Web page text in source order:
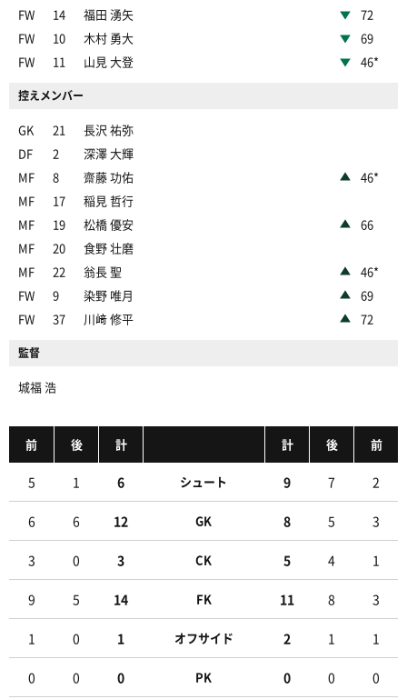
クされる
前半
13
ペナルティエリア手前で渡邊がドリブルを試みる
も、相手の対応に遭う
前半
15
16
左サイドからMサヴィオがクロスを入れるも、新井
前半
17 松尾のパスがペナルティエリア内の安居につながる
前半
17
ペナルティエリア内から安居が中央へ折り返すも、
宮原にクリアされる
19
Mサヴィオのスルーパスがペナルティエリア内の金
子につながる
19
前半
20
右サイドから石原がクロスを入れるも、千田にクリ
アされる
前半
20
ここまでのシュート:浦和:2本、東京V:1本/枠内シュ
ート:浦和:1本、東京V:0本/ゴール期待値:浦和:0.11、
東京V:0.13
21 石原のパスがペナルティエリア内の松本につながる
前半
21 松本がペナルティエリア内でボールを収める
前半
21
ペナルティエリア内から松本が中央へ折り返すも、
谷口にクリアされる
FW 14 福田 湧矢
72
FW
10 木村 勇大
69
FW
11 山見 大登 46*
控えメンバー
GK 21
長沢 祐弥
DF
2
深澤 大輝
MF
8 齋藤 功佑
46*
MF
17
稲見 哲行
MF
19 松橋 優安
66
MF
20
食野 壮磨
MF
22 翁長 聖
46*
FW
9 染野 唯月
69
FW
37 川﨑 修平 72
監督
城福 浩
前 後 計 計 後 前
5 1 6 シュート 9 7 2
6 6 12 GK 8 5 3
3 0 3 CK 5 4 1
9 5 14 FK 11 8 3
1 0 1 オフサイド 2 1 1
0 0 0 PK 0 0 0